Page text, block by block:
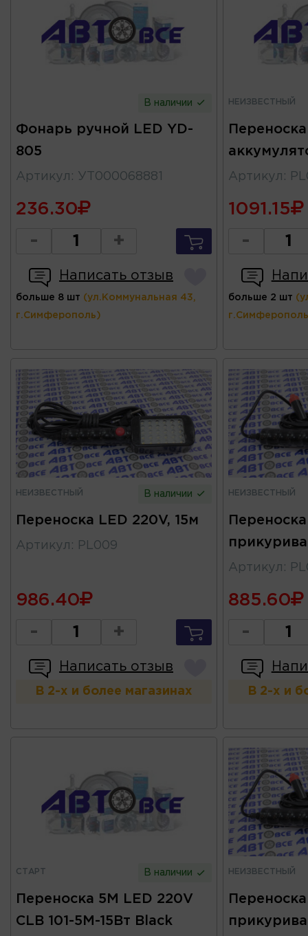
В наличии
Фонарь ручной LED YD-
805
Артикул : УТ000068881
236.30
- +
Написать отзыв
больше 8 шт (ул.Коммунальная 43,
г.Симферополь)
НЕИЗВЕСТНЫЙ
Артикул :
1091.15
-
больше 2 шт
НЕИЗВЕСТНЫЙ В наличии
Переноска LED 220V, 15м
Артикул : PL009
986.40
- +
Написать отзыв
В 2-х и более магазинах
НЕИЗВЕСТНЫЙ
Артикул :
885.60
-
В 2-х и
СТАРТ В наличии
Переноска 5М LED 220V
CLB 101-5M-15Вт Black
НЕИЗВЕСТНЫЙ